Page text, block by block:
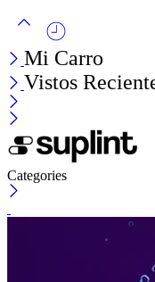
Mi Carro
Vistos
Categories